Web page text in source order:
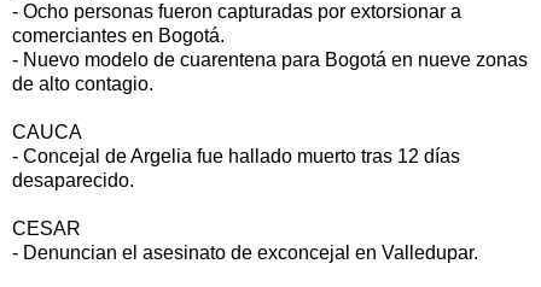
- Ocho personas fueron capturadas por extorsionar a
comerciantes en Bogotá.
- Nuevo modelo de cuarentena para Bogotá en nueve zonas
de alto contagio.
CAUCA
- Concejal de Argelia fue hallado muerto tras 12 días
desaparecido.
CESAR
- Denuncian el asesinato de exconcejal en Valledupar.